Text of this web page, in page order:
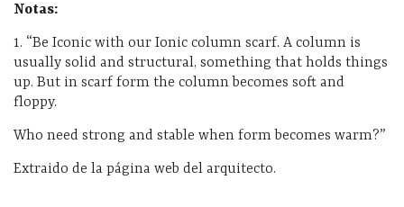
Notas:
1. “Be Iconic with our Ionic column scarf. A column is
usually solid and structural, something that holds things
up. But in scarf form the column becomes soft and
floppy.
Who need strong and stable when form becomes warm?”
Extraido de la página web del arquitecto.